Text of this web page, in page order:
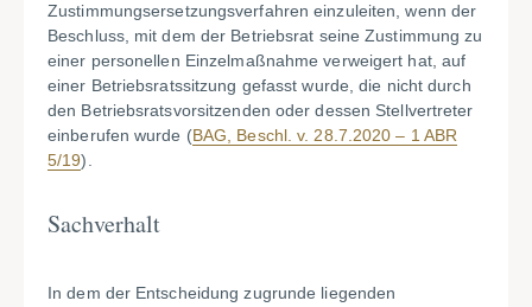
Zustimmungsersetzungsverfahren einzuleiten, wenn der
Beschluss, mit dem der Betriebsrat seine Zustimmung zu
einer personellen Einzelmaßnahme verweigert hat, auf
einer Betriebsratssitzung gefasst wurde, die nicht durch
den Betriebsratsvorsitzenden oder dessen Stellvertreter
einberufen wurde (BAG, Beschl. v. 28.7.2020 – 1 ABR
5/19).
Sachverhalt
In dem der Entscheidung zugrunde liegenden